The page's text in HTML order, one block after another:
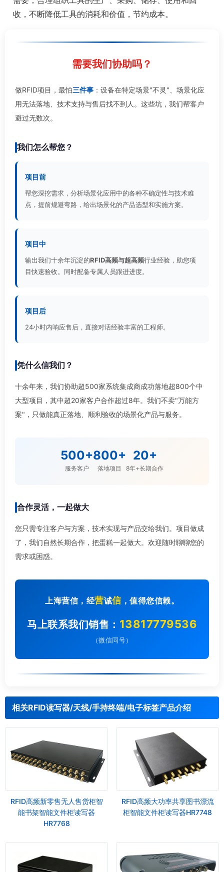
收，不断降低工具的消耗和价值，节约成本。
需要我们协助吗？
做RFID项目，最怕三件事 ：设备在特定场景"不灵"、场景化应
用无法落地、技术支持与售后找不到人。这些坑，我们帮客户
避过无数次。
我们怎么帮您？
项目前
帮您深挖需求，分析场景化应用中的各种不确定性与技术难
点，提前规避弯路，给出场景化的产品选型和实施方案。
项目中
输出我们十余年沉淀的RFID高频与超高频行业经验，助您项
目快速验收。同时配备专属人员跟进进度。
项目后
24小时内响应售后，直接对话经验丰富的工程师。
凭什么信我们？
十余年来，我们协助超500家系统集成商成功落地超800个中
大型项目，其中超20家客户合作超过8年。我们不卖"万能方
案"，只做能真正落地、顺利验收的场景化产品与服务。
500+
服务客户
800+
落地项目
20+
8年+长期合作
合作灵活，一起做大
您只需专注客户与方案，技术实现与产品交给我们。项目做成
了，我们自然长期合作，把蛋糕一起做大。欢迎随时聊聊您的
需求或困惑。
上海营信，经营诚信，值得您信赖。
马上联系我们销售： 13817779536
（微信同号）
相关RFID读写器/天线/手持终端/电子标签产品介绍
RFID高频新零售无人售货柜智
能书架智能文件柜读写器
HR7768
RFID高频大功率共享图书漂流
柜智能文件柜读写器HR7748